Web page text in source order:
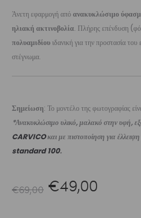
Άνετη εφαρμογή απόανακυκλώσιμο
ηλιακή ακτινοβολία. Πλήρης επένδυση
πολυαμιδίου ιδανική για την προστασία
στέγνωμα.
Σημείωση: Το μοντέλο της φωτογραφίας
*Ανακυκλώσιμο υλικό, μαλακό στην υφή,
CARVICOκαι με πιστοποίηση για
standard 100.
€69,00 Original
€49,00